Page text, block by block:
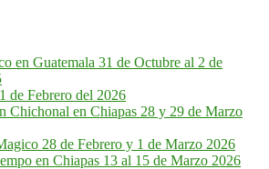
en Guatemala 31 de Octubre al 2 de
de Febrero del 2026
Chichonal en Chiapas 28 y 29 de Marzo
28 de Febrero y 1 de Marzo 2026
en Chiapas 13 al 15 de Marzo 2026